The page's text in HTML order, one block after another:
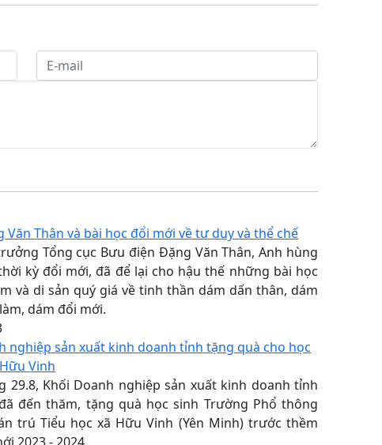
Văn Thân và bài học đổi mới về tư duy và thể chế
Tổng cục Bưu điện Đặng Văn Thân, Anh hùng
kỳ đổi mới, đã để lại cho hậu thế những bài học
và di sản quý giá về tinh thần dám dấn thân, dám
dám đổi mới.
nghiệp sản xuất kinh doanh tỉnh tặng quà cho học
Vinh
29.8, Khối Doanh nghiệp sản xuất kinh doanh tỉnh
đến thăm, tặng quà học sinh Trường Phổ thông
trú Tiểu học xã Hữu Vinh (Yên Minh) trước thềm